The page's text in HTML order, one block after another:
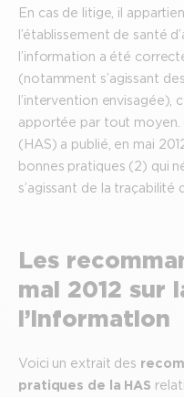
En cas de litige, il
l’établissement de santé
l’information a été
(notamment s’agissant
l’intervention
apportée par tout moyen.
(HAS) a publié, en mai
bonnes pratiques (2) qui
s’agissant de la traçabilité
Les
mai 2012 sur
l’information
Voici un extrait des
pratiques de la HAS